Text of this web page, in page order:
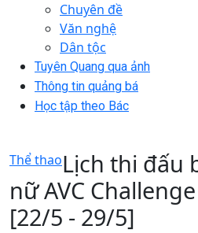
Chuyên đề
Văn nghệ
Dân tộc
Tuyên Quang qua ảnh
Thông tin quảng bá
Học tập theo Bác
Thể thaoLịch thi đấu
nữ AVC
[22/5 - 29/5]